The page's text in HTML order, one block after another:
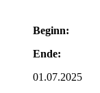
Beginn:
Ende:
01.07.2025